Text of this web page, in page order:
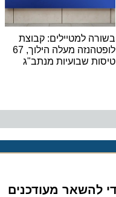
למטיילים: קבוצת
לופטהנזה מעלה הילוך, 67
שבועיות מנתב"ג
להשאר מעודכנים